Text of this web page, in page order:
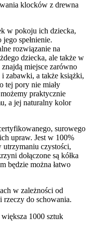
klocków z drewna
w pokoju ich dziecka,
spełnienie.
rozwiązanie na
dziecka, ale także w
miejsce zarówno
zabawki, a także książki,
tej pory nie miały
praktycznie
a jej naturalny kolor
surowego
upraw. Jest w 100%
utrzymaniu czystości,
dołączone są kółka
będzie można łatwo
w zależności od
rzeczy do schowania.
1000 sztuk